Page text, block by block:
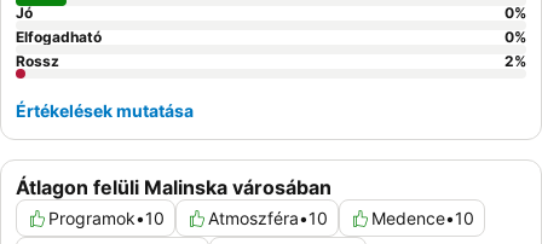
Átlagon felüli Malinska városában
Programok•10 Atmoszféra•10 Medence•10
Jó
0%
Elfogadható
0%
Rossz
2%
Értékelések mutatása